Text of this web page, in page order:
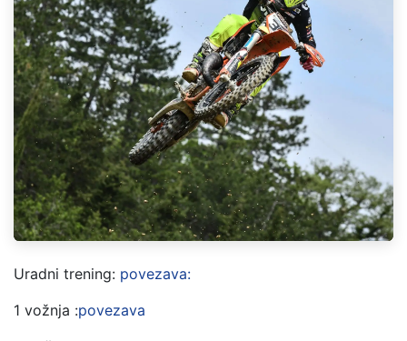
Uradni trening: povezava:
1 vožnja :povezava